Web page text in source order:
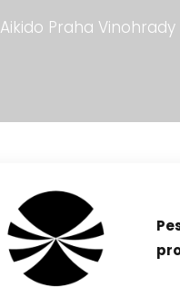
Aikido Praha Vinohrady